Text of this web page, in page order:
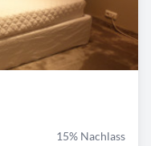
15% Nachlass